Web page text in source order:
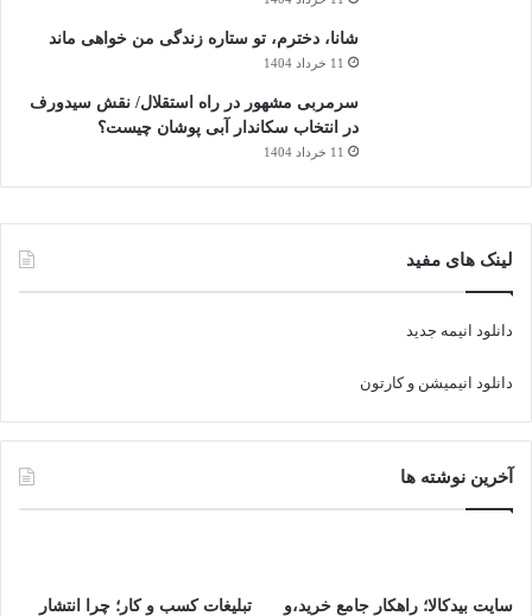
شانا، دخترم، تو ستاره زندگی من خواهی ماند
11 خرداد 1404
سرمربی مشهور در راه استقلال/ نقش سیدورف
در انتخاب سکاندار آبی پوشان چیست؟
11 خرداد 1404
لینک های مفید
دانلود انیمه جدید
دانلود انیمیشن و کارتون
آخرین نوشته ها
سایت بیدکالا؛ راهکار جامع خرید،و
تبلیغات کسب و کار؛ چرا انتشار